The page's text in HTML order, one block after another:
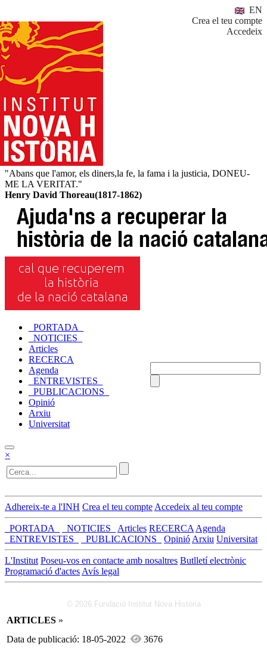
EN
Crea el teu compte
Accedeix
"Abans que l'amor, els diners,la fe, la fama i la justicia, DONEU-
ME LA VERITAT."
Henry David Thoreau(1817-1862)
_PORTADA_
_NOTICIES_
Articles
RECERCA
Agenda
_ENTREVISTES_
_PUBLICACIONS_
Opinió
Arxiu
Universitat
×
Adhereix-te a l'INH Crea el teu compte Accedeix al teu compte
_PORTADA_ _NOTICIES_ Articles RECERCA Agenda
_ENTREVISTES_
_PUBLICACIONS_ Opinió Arxiu Universitat
L'Institut Poseu-vos en contacte amb nosaltres Butlletí electrònic
Programació d'actes Avís legal
© 2026 Fundació Institut Nova Història
ARTICLES »
Data de publicació: 18-05-2022
3676